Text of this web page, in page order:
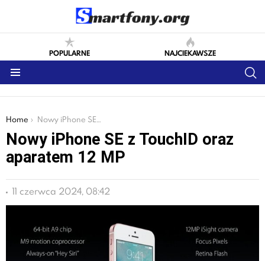
POPULARNE NAJCIEKAWSZE
You are here:
Home Nowy iPhone SE z TouchID oraz aparatem 12 MP
Nowy iPhone SE z TouchID oraz
aparatem 12 MP
11 czerwca 2024, 08:42